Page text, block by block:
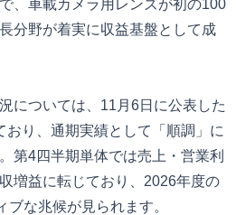
、車載カメラ用レンズが初の100
分野が着実に収益基盤として成
については、11月6日に公表した
おり、通期実績として「順調」に
第4四半期単体では売上・営業利
増益に転じており、2026年度の
な兆候が見られます。